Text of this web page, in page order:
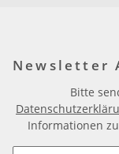
Newsletter
Bitte
Informationen